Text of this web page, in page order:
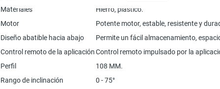
Materiales
Hierro, plástico.
Motor
Potente motor, estable, resistente y
Diseño abatible hacia abajo
Permite un fácil almacenamiento,
Control remoto de la aplicaciónControl remoto impulsado por la
Perfil
108 MM.
Rango de inclinación
0 - 75°